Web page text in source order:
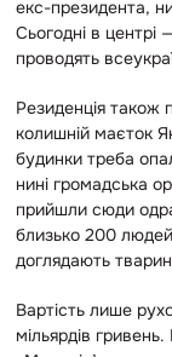
екс-президента,
Сьогодні в центрі
проводять
Резиденція також
колишній маєток
будинки треба
нині громадська
прийшли сюди
близько 200
доглядають
Вартість лише
мільярдів